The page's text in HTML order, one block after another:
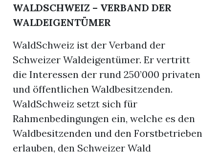
WALDSCHWEIZ – VERBAND DER
WALDEIGENTÜMER
WaldSchweiz ist der Verband der
Schweizer Waldeigentümer. Er vertritt
die Interessen der rund 250’000 privaten
und öffentlichen Waldbesitzenden.
WaldSchweiz setzt sich für
Rahmenbedingungen ein, welche es den
Waldbesitzenden und den Forstbetrieben
erlauben, den Schweizer Wald